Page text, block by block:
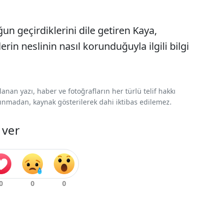
geçirdiklerini dile getiren Kaya,
neslinin nasıl korunduğuyla ilgili bilgi
yazı, haber ve fotoğrafların her türlü telif hakkı
kaynak gösterilerek dahi iktibas edilemez.